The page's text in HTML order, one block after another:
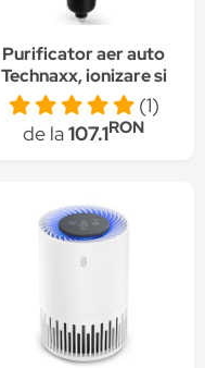
Purificator aer auto
Technaxx, ionizare si
producere ozon, dublu
port USB, 18W, 12
-24V, negru/ argintiu
(1)
de la107.1RON